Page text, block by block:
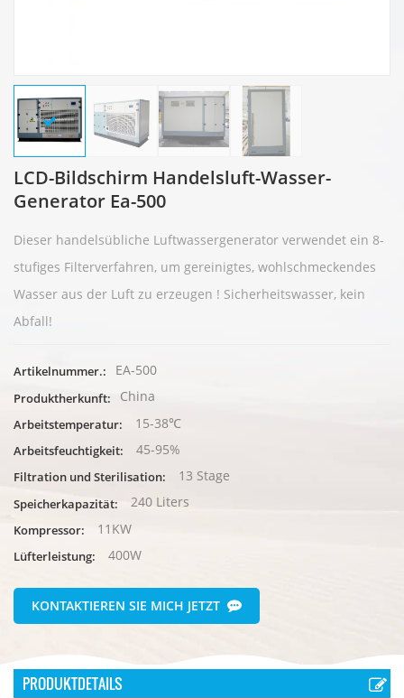
LCD-Bildschirm Handelsluft-Wasser-
Generator Ea-500
Dieser handelsübliche Luftwassergenerator verwendet ein 8-
stufiges Filterverfahren, um gereinigtes, wohlschmeckendes
Wasser aus der Luft zu erzeugen ! Sicherheitswasser, kein
Abfall!
Artikelnummer.: EA-500
Produktherkunft: China
Arbeitstemperatur: 15-38℃
Arbeitsfeuchtigkeit: 45-95%
Filtration und Sterilisation: 13 Stage
Speicherkapazität: 240 Liters
Kompressor: 11KW
Lüfterleistung: 400W
KONTAKTIEREN SIE MICH JETZT
PRODUKTDETAILS